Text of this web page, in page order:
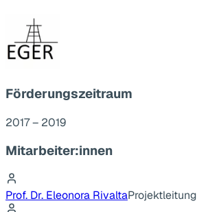
Förderungszeitraum
2017 – 2019
Mitarbeiter:innen
Prof. Dr. Eleonora RivaltaProjektleitung